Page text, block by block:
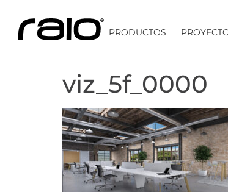
PRODUCTOS
viz_5f_0000